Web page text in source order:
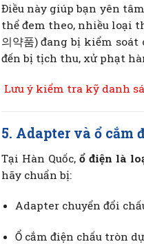
Điều này giúp bạn yên
thể đem theo, nhiều loại
의약품) đang bị kiểm
đến bị tịch thu, xử phạt
Lưu ý kiểm tra kỹ danh
5. Adapter và ổ cắm
Tại Hàn Quốc,ổ điện là
hãy chuẩn bị:
Adapter chuyển đổi
Ổ cắm điện chấu tròn